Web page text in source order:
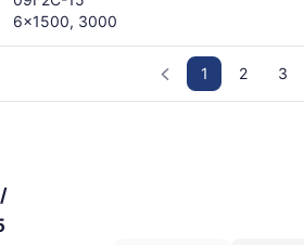
6x1500, 3000
1 2 3